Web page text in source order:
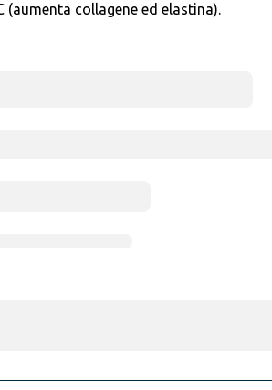
(aumenta collagene ed elastina).